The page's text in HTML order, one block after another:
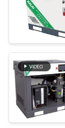
SITEMAP
PRIVACY
POLICY